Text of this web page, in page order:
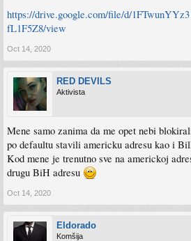
https://drive.google.com/file/d/
fL1F5Z8/view
Oct 14, 2020
RED DEVILS
Aktivista
Mene samo zanima da me opet nebi
po defaultu stavili americku adresu kao i
Kod mene je trenutno sve na americkoj
drugu BiH adresu
Oct 14, 2020
Eldorado
Komšija